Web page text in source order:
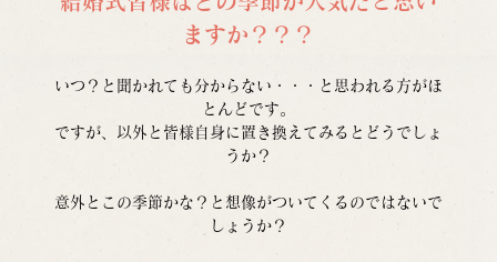
ますか？？？
いつ？と聞かれても分からない・・・と思われる方がほ
とんどです。
ですが、以外と皆様自身に置き換えてみるとどうでしょ
うか？
意外とこの季節かな？と想像がついてくるのではないで
しょうか？